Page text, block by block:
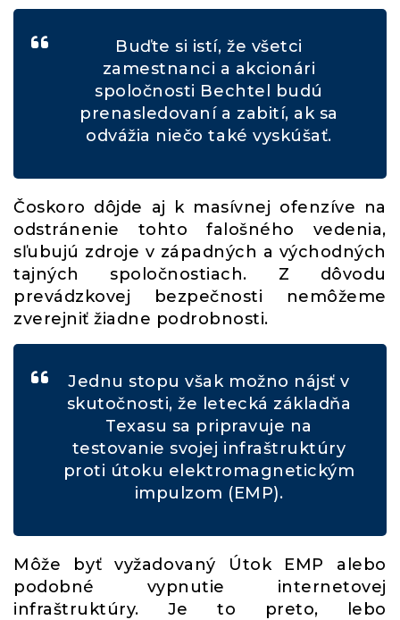
Buďte si istí, že všetci
zamestnanci a akcionári
spoločnosti Bechtel budú
prenasledovaní a zabití, ak sa
odvážia niečo také vyskúšať.
Čoskoro dôjde aj k masívnej ofenzíve na
odstránenie tohto falošného vedenia,
sľubujú zdroje v západných a východných
tajných spoločnostiach. Z dôvodu
prevádzkovej bezpečnosti nemôžeme
zverejniť žiadne podrobnosti.
Jednu stopu však možno nájsť v
skutočnosti, že letecká základňa
Texasu sa pripravuje na
testovanie svojej infraštruktúry
proti útoku elektromagnetickým
impulzom (EMP).
Môže byť vyžadovaný Útok EMP alebo
podobné vypnutie internetovej
infraštruktúry. Je to preto, lebo